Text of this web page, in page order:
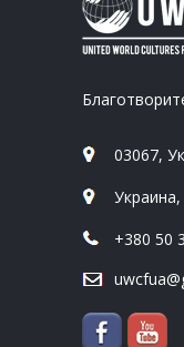
03067,
+380 50